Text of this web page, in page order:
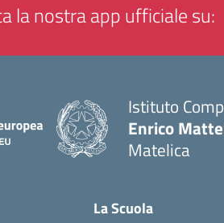
la nostra app ufficiale su:
Istituto
Enrico
Matelica
La Scuola